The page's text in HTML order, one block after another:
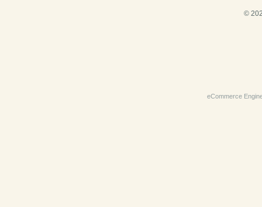
©
eCommerce